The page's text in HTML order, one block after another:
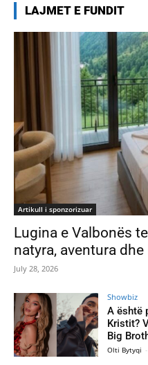
LAJMET E FUNDIT
Artikull i sponzorizuar
Lugina e Valbonës
natyra, aventura
July 28, 2026
Showbiz
A është
Kristit?
Big
Olti Bytyqi -